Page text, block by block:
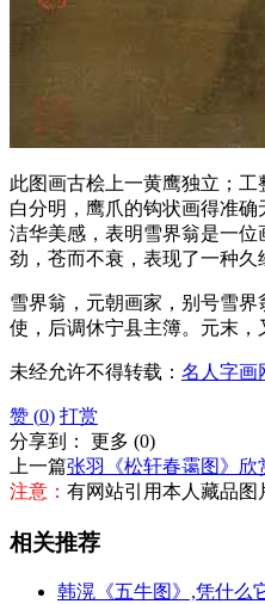
此图画古桧上一黄鹰独立；
白分明，鹰爪的钩状画得准
洁华美感，表明雪界翁是一
劲，苍而不衰，表现了一种久
雪界翁，元朝画家，别号雪
使，后调休宁县主簿。元末
未经允许不得转载： 名人字画
赞 (0) 打赏
分享到： 更多 (0)
上一篇张羽《松轩春霭图》欣
注意： 有网站引用本人藏品图
相关推荐
韩滉《五牛图》,凭什么